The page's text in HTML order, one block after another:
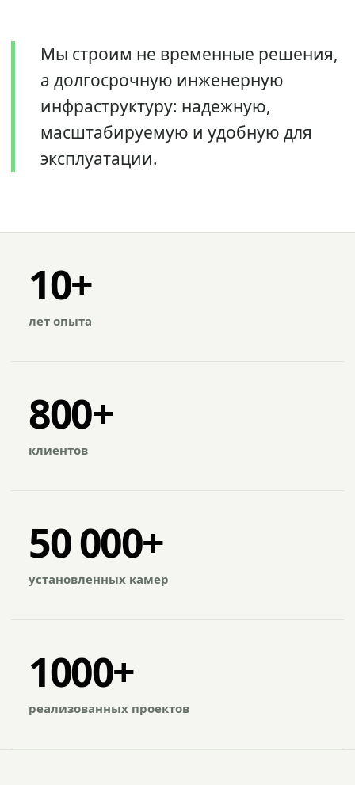
Мы строим не временные решения,
а долгосрочную инженерную
инфраструктуру: надежную,
масштабируемую и удобную для
эксплуатации.
10+
лет опыта
800+
клиентов
50 000+
установленных камер
1000+
реализованных проектов